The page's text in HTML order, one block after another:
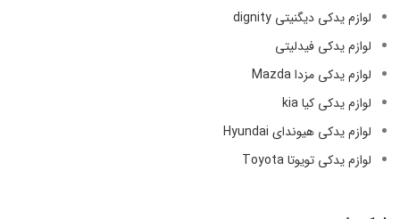
لوازم یدکی دیگنیتی dignity
لوازم یدکی فیدلیتی
لوازم یدکی مزدا Mazda
لوازم یدکی کیا kia
لوازم یدکی هیوندای Hyundai
لوازم یدکی تویوتا Toyota